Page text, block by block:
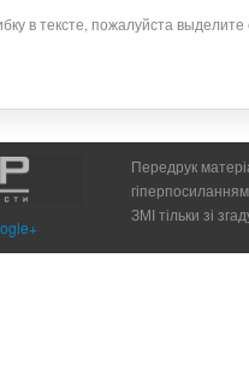
в тексте, пожалуйста
Передрук
ЗМІ тільки зі